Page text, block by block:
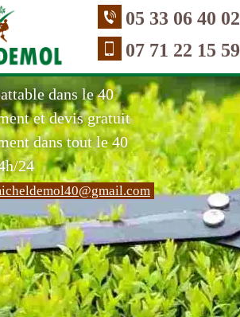
05 33 06 40 02
07 71 22 15 59
dans le 40
et devis gratuit
dans tout le 40
24